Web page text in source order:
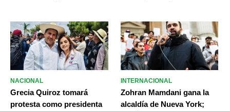
NACIONAL
Grecia Quiroz tomará
protesta como presidenta
INTERNACIONAL
Zohran Mamdani gana la
alcaldía de Nueva York;